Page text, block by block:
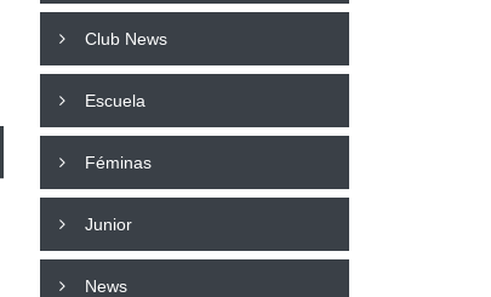
Club News
Escuela
Féminas
Junior
News